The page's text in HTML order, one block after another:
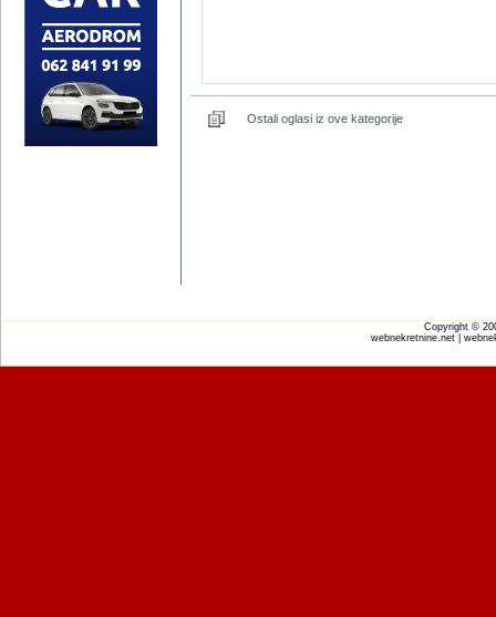
Ostali oglasi iz ove kategorije
Copyright ©
webnekretnine.net |